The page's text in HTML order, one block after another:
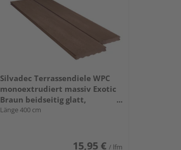
Silvadec Terrassendiele WPC
monoextrudiert massiv Exotic
Braun beidseitig glatt,
längsseitige Nut, Elegance - 23 x
Länge 400 cm
15,95 € / lfm